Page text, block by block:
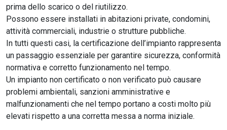
prima dello scarico o del riutilizzo.
Possono essere installati in abitazioni private, condomini,
attività commerciali, industrie o strutture pubbliche.
In tutti questi casi, la certificazione dell’impianto rappresenta
un passaggio essenziale per garantire sicurezza, conformità
normativa e corretto funzionamento nel tempo.
Un impianto non certificato o non verificato può causare
problemi ambientali, sanzioni amministrative e
malfunzionamenti che nel tempo portano a costi molto più
elevati rispetto a una corretta messa a norma iniziale.